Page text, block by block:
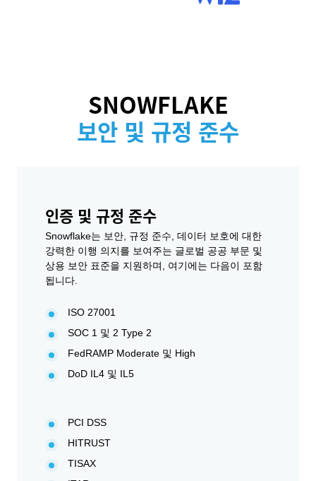
SNOWFLAKE
보안 및 규정 준수
인증 및 규정 준수
Snowflake는 보안, 규정 준수, 데이터 보호에 대한
강력한 이행 의지를 보여주는 글로벌 공공 부문 및
상용 보안 표준을 지원하며, 여기에는 다음이 포함
됩니다.
ISO 27001
SOC 1 및 2 Type 2
FedRAMP Moderate 및 High
DoD IL4 및 IL5
PCI DSS
HITRUST
TISAX